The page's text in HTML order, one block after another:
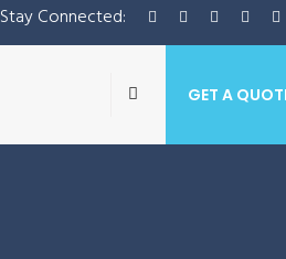
Stay Connected:
GET A